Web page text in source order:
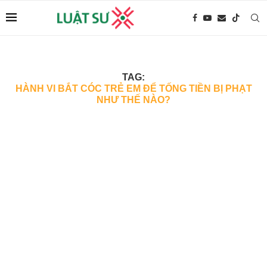
TAG:
HÀNH VI BẮT CÓC TRẺ EM ĐỂ TỐNG TIỀN BỊ PHẠT
NHƯ THẾ NÀO?